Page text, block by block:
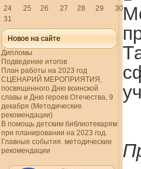
24
25 26 27 28 29
30
31
Новое на сайте
Дипломы
Подведение итогов
План работы на 2023 год
СЦЕНАРИЙ МЕРОПРИЯТИЯ,
посвященного Дню воинской
славы и Дню героев Отечества, 9
декабря (Методические
рекомендации)
В помощь детским библиотекарям
при планировании на 2023 год.
Главные события. методические
рекомендации